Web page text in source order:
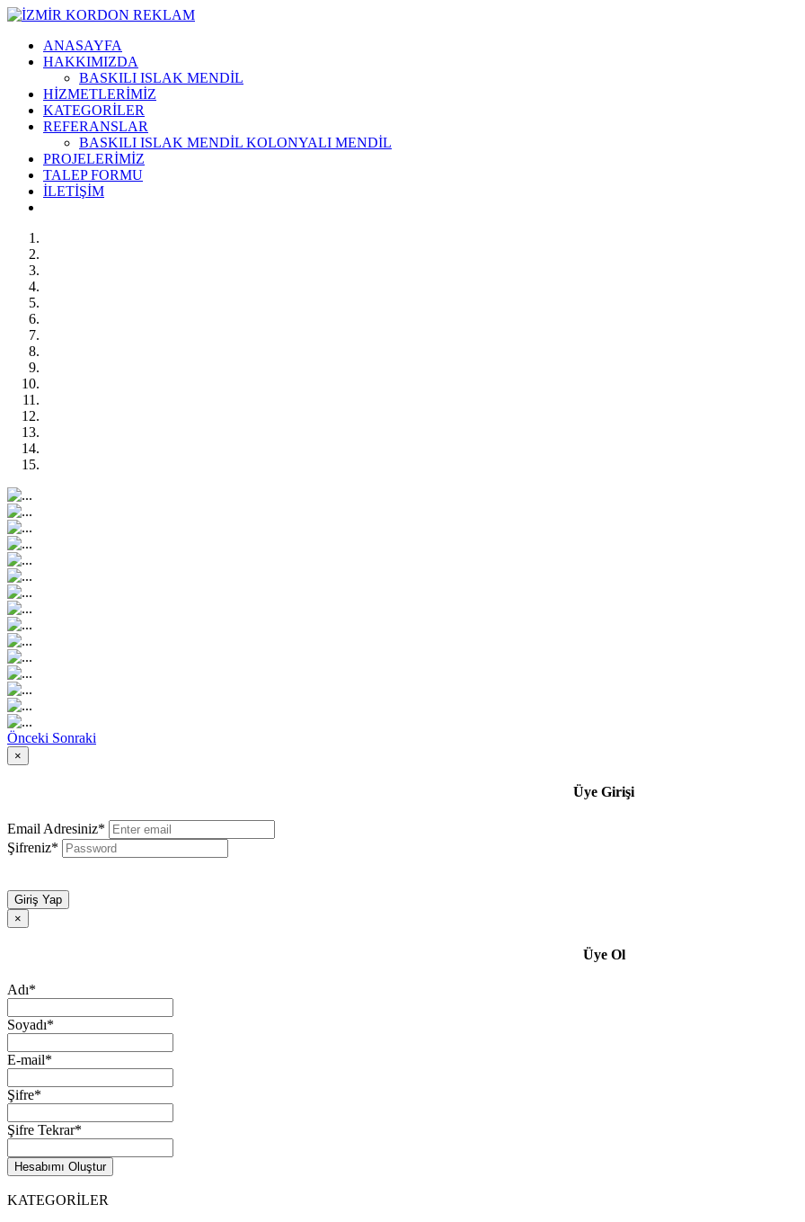
ANASAYFA
HAKKIMIZDA
BASKILI ISLAK MENDİL
HİZMETLERİMİZ
KATEGORİLER
REFERANSLAR
BASKILI ISLAK MENDİL KOLONYALI MENDİL
PROJELERİMİZ
TALEP FORMU
İLETİŞİM
Önceki Sonraki
×
Üye Girişi
Email Adresiniz*
Şifreniz*
Giriş Yap
×
Üye Ol
Adı*
Soyadı*
E-mail*
Şifre*
Şifre Tekrar*
Hesabımı Oluştur
KATEGORİLER